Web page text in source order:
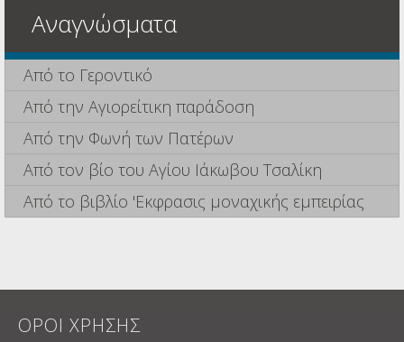
Αναγνώσματα
Από το Γεροντικό
Από την Αγιορείτικη παράδοση
Από την Φωνή των Πατέρων
Από τον βίο του Αγίου Ιάκωβου Τσαλίκη
Από το βιβλίο 'Εκφρασις μοναχικής εμπειρίας
ΟΡΟΙ ΧΡΗΣΗΣ